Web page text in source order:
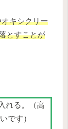
キシクリー
とすことが
れる。（高
です）